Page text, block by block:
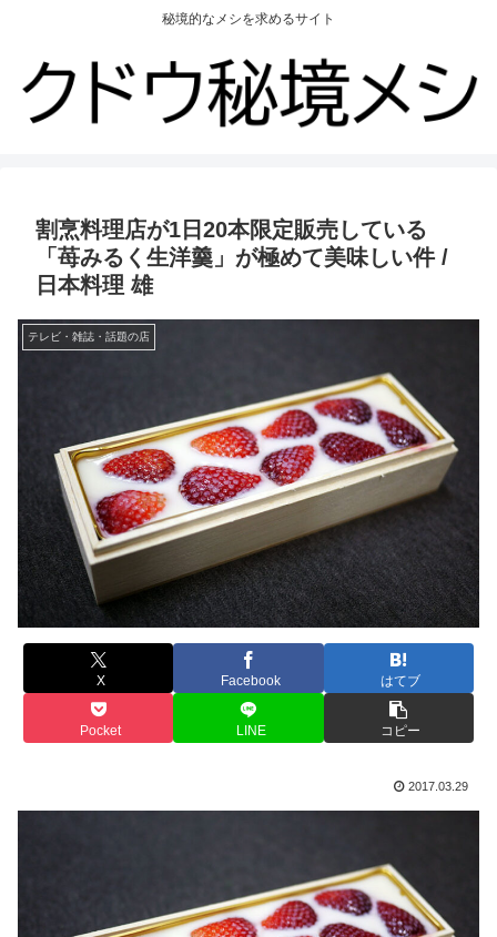
秘境的なメシを求めるサイト
割烹料理店が1日20本限定販売している
「苺みるく生洋羹」が極めて美味しい件 /
日本料理 雄
テレビ・雑誌・話題の店
X Facebook はてブ
Pocket LINE コピー
2017.03.29